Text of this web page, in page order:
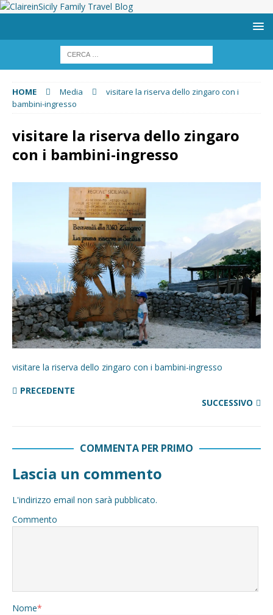
HOME Media
visitare la riserva dello zingaro con i
bambini-ingresso
visitare la riserva dello zingaro
con i bambini-ingresso
visitare la riserva dello zingaro con i bambini-ingresso
PRECEDENTE
SUCCESSIVO
COMMENTA PER PRIMO
Lascia un commento
L'indirizzo email non sarà pubblicato.
Commento
Nome*